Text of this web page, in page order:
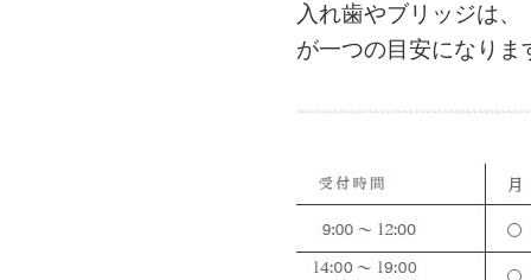
入れ歯やブリッジは
が一つの目安になりま